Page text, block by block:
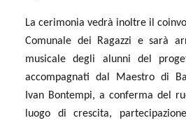
La cerimonia vedrà inoltre il
Comunale dei Ragazzi e sarà
musicale degli alunni del
accompagnati dal Maestro di
Ivan Bontempi, a conferma del
luogo di crescita,